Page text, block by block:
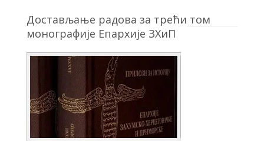
Достављање радова за трећи том
монографије Епархије ЗХиП